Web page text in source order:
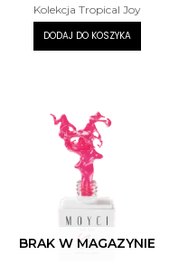
Kolekcja Tropical Joy
DODAJ DO KOSZYKA
BRAK W MAGAZYNIE